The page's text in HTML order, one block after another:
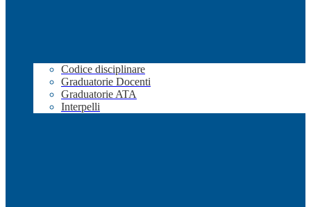
Codice disciplinare
Graduatorie Docenti
Graduatorie ATA
Interpelli